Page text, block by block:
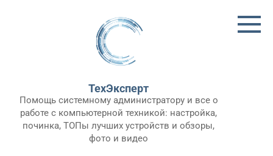
ТехЭксперт
Помощь системному администратору и все о
работе с компьютерной техникой: настройка,
починка, ТОПы лучших устройств и обзоры,
фото и видео